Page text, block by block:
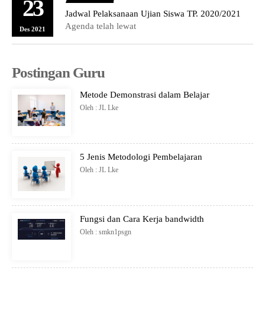
23
Des 2021
Jadwal Pelaksanaan Ujian Siswa TP. 2020/2021
Agenda telah lewat
Postingan Guru
Metode Demonstrasi dalam Belajar
Oleh : JL Lke
5 Jenis Metodologi Pembelajaran
Oleh : JL Lke
Fungsi dan Cara Kerja bandwidth
Oleh : smkn1psgn